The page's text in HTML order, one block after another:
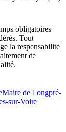
obligatoires
Tout
la responsabilité
de
Maire de Longpré-
sur-Voire